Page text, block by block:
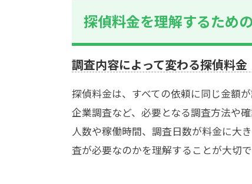
探偵料金を理解するため
調査内容によって変わる探偵料金
探偵料金は、すべての依頼に同じ金額
企業調査など、必要となる調査方法や
人数や稼働時間、調査日数が料金に大
査が必要なのかを理解することが大切で